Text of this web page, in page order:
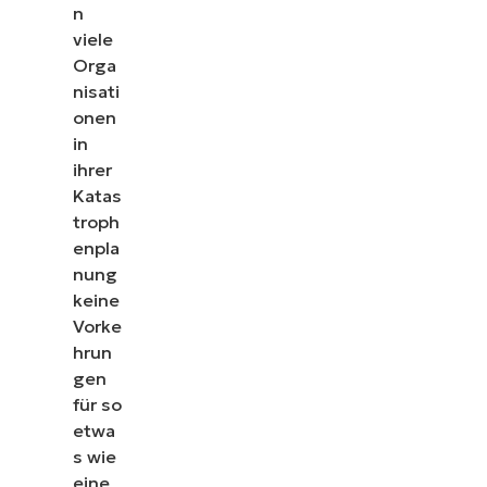
n
viele
Orga
nisati
onen
in
ihrer
Katas
troph
enpla
nung
keine
Vorke
hrun
gen
für so
etwa
s wie
erfahren Sie, wie NinjaOne IT-Aufgaben wie
Endpunkt-Management, Patching, MDM, Ticketing